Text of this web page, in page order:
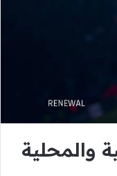
والمحلية